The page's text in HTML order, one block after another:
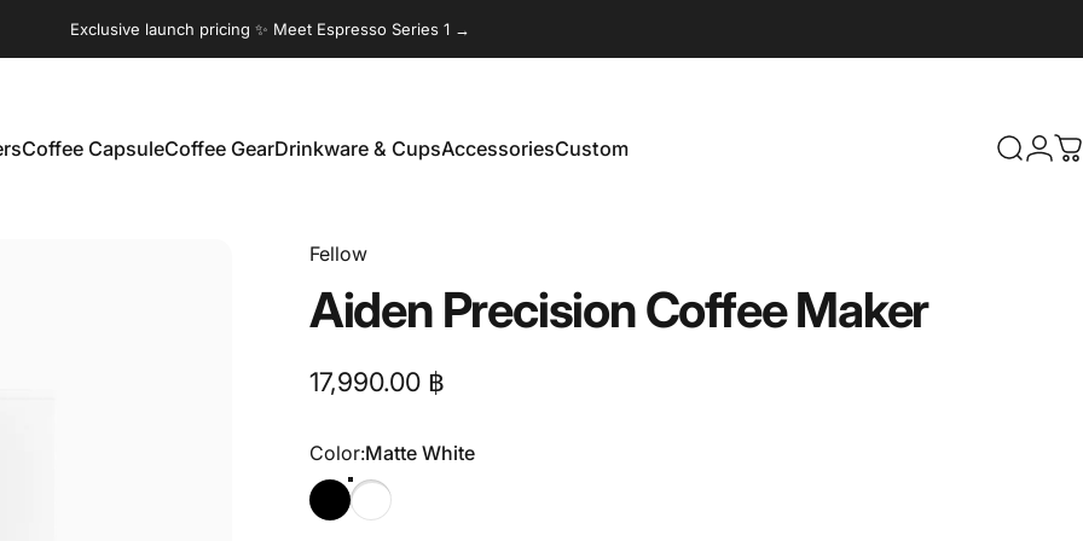
Exclusive launch pricing ✨ Meet Espresso Series 1 →
Coffee CapsuleCoffee GearDrinkware & CupsAccessoriesCustom Search
Fellow
Aiden PrecisionCoffeeMaker
17,990.00 ฿
Color
Color:Matte White